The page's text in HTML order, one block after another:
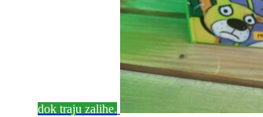
dok traju zalihe.